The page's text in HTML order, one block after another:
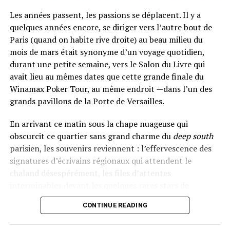
Les années passent, les passions se déplacent. Il y a
quelques années encore, se diriger vers l’autre bout de
Paris (quand on habite rive droite) au beau milieu du
mois de mars était synonyme d’un voyage quotidien,
durant une petite semaine, vers le Salon du Livre qui
avait lieu au mêmes dates que cette grande finale du
Winamax Poker Tour, au même endroit —dans l’un des
grands pavillons de la Porte de Versailles.
En arrivant ce matin sous la chape nuageuse qui
obscurcit ce quartier sans grand charme du deep south
parisien, les souvenirs reviennent : l’effervescence des
signatures d’écrivains régionaux qui attendent le
chaland désespérément, les files d’attentes
l’édition, les stands thématiques qui rappellent plus le
salon de l’agriculture que la décadence germano-
pratine, lesopen barmouvants des soirées de
CONTINUE READING